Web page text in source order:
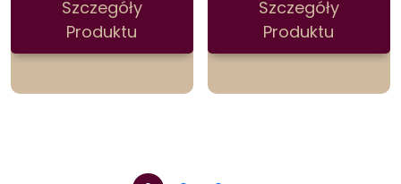
Szczegóły
Produktu
Szczegóły
Produktu